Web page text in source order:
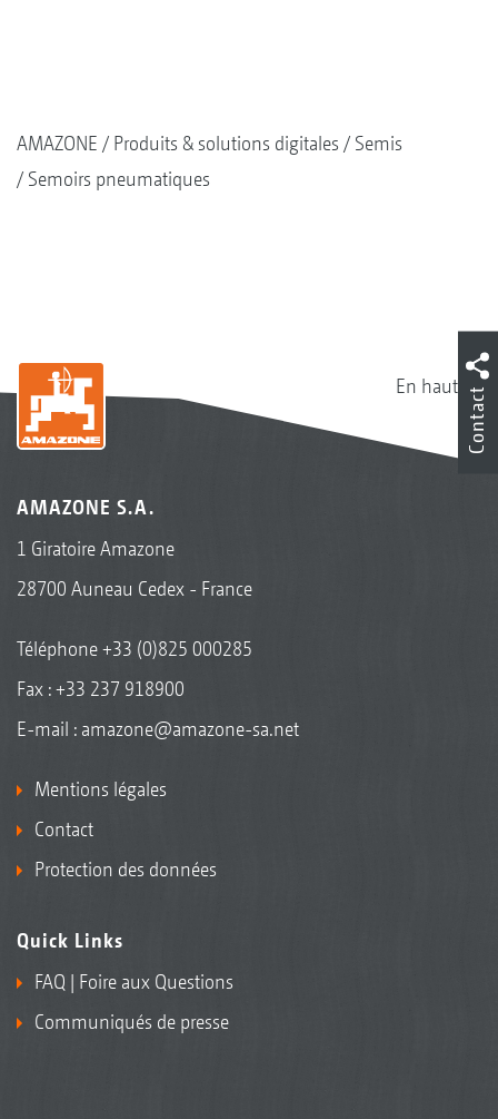
AMAZONE Produits & solutions digitales
Semis
Semoirs pneumatiques
En haut
AMAZONE S.A.
1 Giratoire Amazone
28700 Auneau Cedex - France
Téléphone+33 (0)825 000285
Fax : +33 237 918900
E-mail : amazone@amazone-sa.net
Mentions légales
Contact
Protection des données
Quick Links
FAQ | Foire aux Questions
Communiqués de presse
Contact